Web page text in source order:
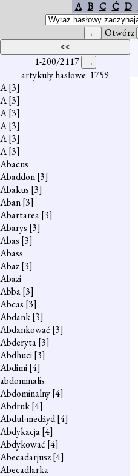
A B C Ć D
Otwórz
1-200/2117
artykuły hasłowe: 1759
A[3]
A[3]
A[3]
A[3]
A[3]
A[3]
Abacus
Abaddon[3]
Abakus [3]
Aban[3]
Abartarea[3]
Abarys [3]
Abas [3]
Abass
Abaz[3]
Abazi
Abba[3]
Abcas [3]
Abdank[3]
Abdankować [3]
Abderyta[3]
Abdhuci[3]
Abdimi[4]
abdominalis
Abdominalny[4]
Abdruk[4]
Abdul-medżyd[4]
Abdykacja[4]
Abdykować [4]
Abecadarjusz[4]
Abecadlarka